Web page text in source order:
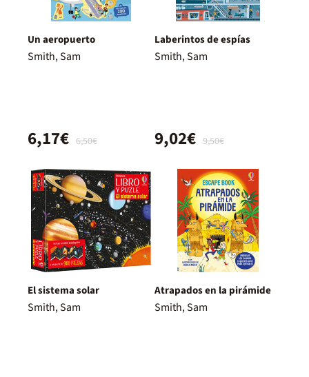
Un aeropuerto
Smith, Sam
6,50€
6,17€
Laberintos de espías
Smith, Sam
9,50€
9,02€
El sistema solar
Smith, Sam
Atrapados en la pirámide
Smith, Sam